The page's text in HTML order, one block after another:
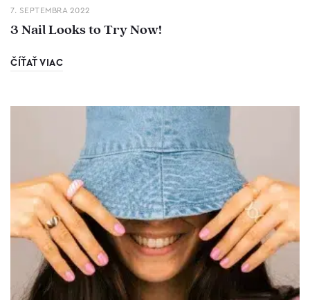
7. SEPTEMBRA 2022
3 Nail Looks to Try Now!
ČÍŤAŤ VIAC